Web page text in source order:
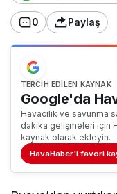
0 Paylaş
TERCIH EDILEN KAYNAK
Google'da
Havacılık ve savunma
dakika gelişmeleri için
kaynak olarak ekleyin.
HavaHaber'i favori